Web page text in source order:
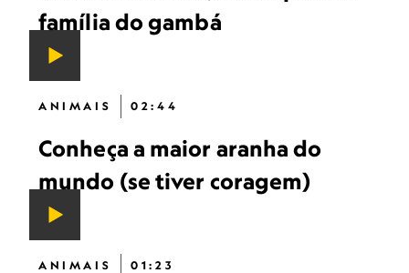
família do gambá
ANIMAIS 02:44
Conheça a maior aranha do
mundo (se tiver coragem)
ANIMAIS 01:23